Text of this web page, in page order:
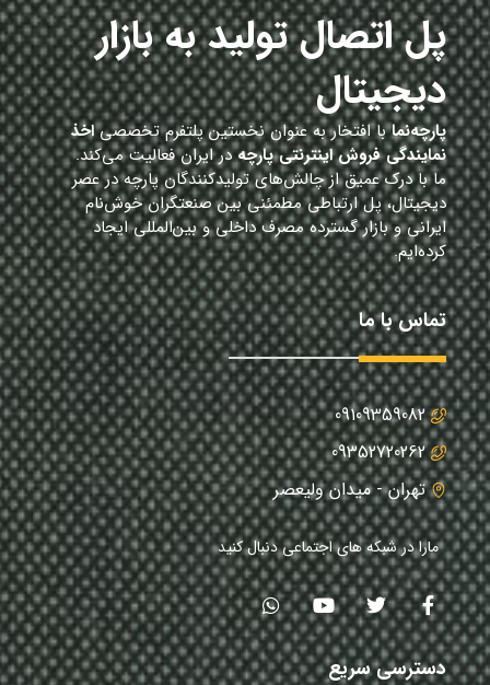
پل اتصال تولید به بازار
دیجیتال
پارچه‌نمابا افتخار به عنوان نخستین پلتفرم تخصصیاخذ
نمایندگی فروش اینترنتی پارچهدر ایران فعالیت می‌کند.
ما با درک عمیق از چالش‌های تولیدکنندگان پارچه در عصر
دیجیتال، پل ارتباطی مطمئنی بین صنعتگران خوش‌نام
ایرانی و بازار گسترده مصرف داخلی و بین‌المللی ایجاد
کرده‌ایم.
تماس با ما
09109359082
09352720262
تهران - میدان ولیعصر
مارا در شبکه های اجتماعی دنبال کنید
دسترسی سریع